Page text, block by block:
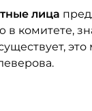
лица
комитете,